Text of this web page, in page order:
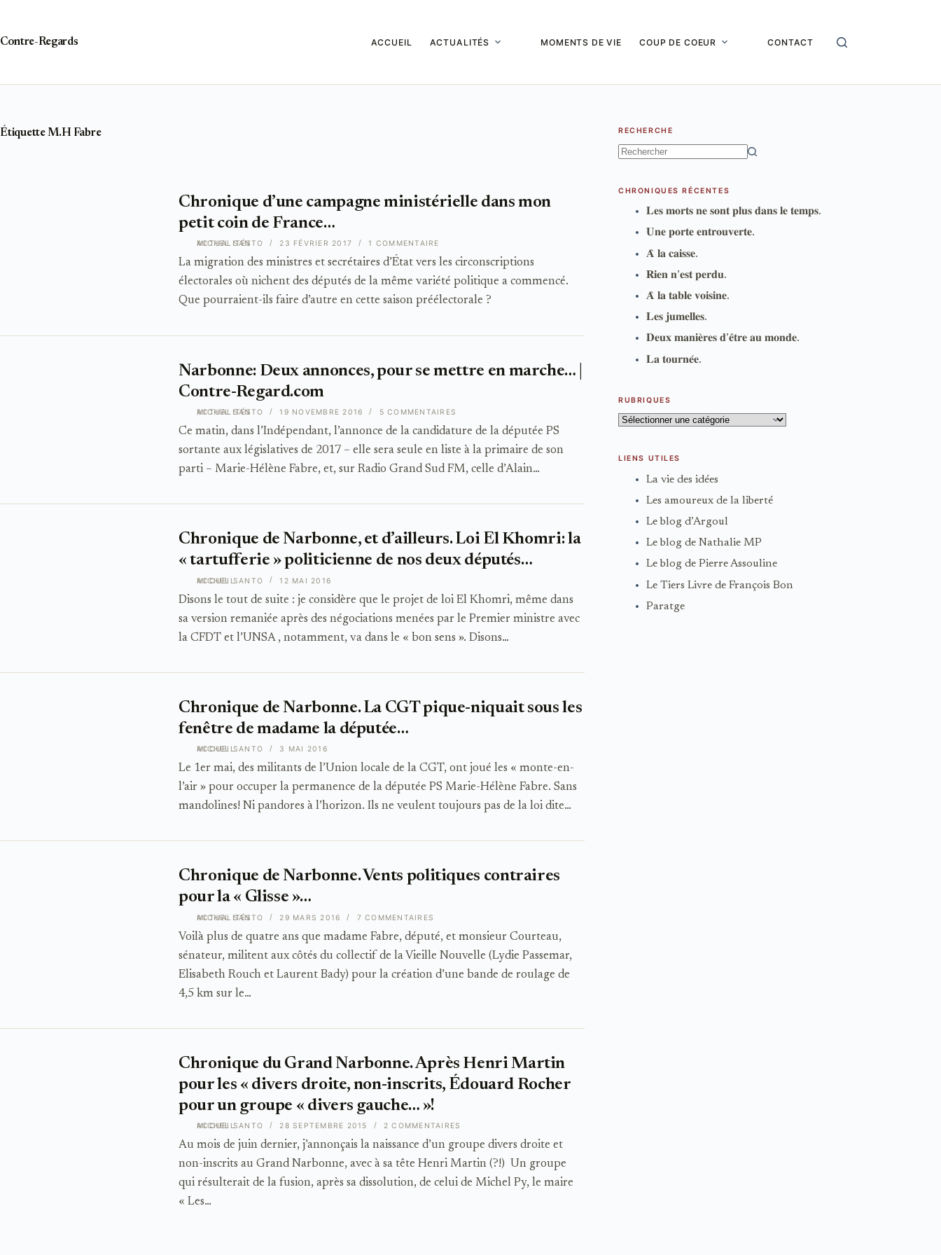
Contre-Regards
ACCUEIL ACTUALITÉS MOMENTS DE VIE COUP DE COEUR CONTACT
ÉtiquetteM.H Fabre
ACTUALITÉS
Chronique d’une campagne ministérielle dans mon
petit coin de France…
La migration des ministres et secrétaires d’État vers les circonscriptions
électorales où nichent des députés de la même variété politique a commencé.
Que pourraient-ils faire d’autre en cette saison préélectorale ?
MICHEL SANTO 23 FÉVRIER 2017 1 COMMENTAIRE
ACTUALITÉS
Narbonne: Deux annonces, pour se mettre en marche… |
Contre-Regard.com
Ce matin, dans l’Indépendant, l’annonce de la candidature de la députée PS
sortante aux législatives de 2017 – elle sera seule en liste à la primaire de son
parti – Marie-Hélène Fabre, et, sur Radio Grand Sud FM, celle d’Alain…
MICHEL SANTO 19 NOVEMBRE 2016 5 COMMENTAIRES
ACCUEIL
Chronique de Narbonne, et d’ailleurs. Loi El Khomri: la
« tartufferie » politicienne de nos deux députés…
Disons le tout de suite : je considère que le projet de loi El Khomri, même dans
sa version remaniée après des négociations menées par le Premier ministre avec
la CFDT et l’UNSA , notamment, va dans le « bon sens ». Disons…
MICHEL SANTO 12 MAI 2016
ACCUEIL
Chronique de Narbonne. La CGT pique-niquait sous les
fenêtre de madame la députée…
Le 1er mai, des militants de l’Union locale de la CGT, ont joué les « monte-en-
l’air » pour occuper la permanence de la députée PS Marie-Hélène Fabre. Sans
mandolines! Ni pandores à l’horizon. Ils ne veulent toujours pas de la loi dite…
MICHEL SANTO 3 MAI 2016
ACTUALITÉS
Chronique de Narbonne. Vents politiques contraires
pour la « Glisse »…
Voilà plus de quatre ans que madame Fabre, député, et monsieur Courteau,
sénateur, militent aux côtés du collectif de la Vieille Nouvelle (Lydie Passemar,
Elisabeth Rouch et Laurent Bady) pour la création d’une bande de roulage de
4,5 km sur le…
MICHEL SANTO 29 MARS 2016 7 COMMENTAIRES
ACCUEIL
Chronique du Grand Narbonne. Après Henri Martin
pour les « divers droite, non-inscrits, Édouard Rocher
pour un groupe « divers gauche… »!
Au mois de juin dernier, j’annonçais la naissance d’un groupe divers droite et
non-inscrits au Grand Narbonne, avec à sa tête Henri Martin (?!) Un groupe
qui résulterait de la fusion, après sa dissolution, de celui de Michel Py, le maire
« Les…
MICHEL SANTO 28 SEPTEMBRE 2015 2 COMMENTAIRES
RECHERCHE
CHRONIQUES RÉCENTES
𝐋𝐞𝐬 𝐦𝐨𝐫𝐭𝐬 𝐧𝐞 𝐬𝐨𝐧𝐭 𝐩𝐥𝐮𝐬 𝐝𝐚𝐧𝐬 𝐥𝐞 𝐭𝐞𝐦𝐩𝐬.
𝐔𝐧𝐞 𝐩𝐨𝐫𝐭𝐞 𝐞𝐧𝐭𝐫𝐨𝐮𝐯𝐞𝐫𝐭𝐞.
𝐀̀ 𝐥𝐚 𝐜𝐚𝐢𝐬𝐬𝐞.
𝐑𝐢𝐞𝐧 𝐧’𝐞𝐬𝐭 𝐩𝐞𝐫𝐝𝐮.
𝐀̀ 𝐥𝐚 𝐭𝐚𝐛𝐥𝐞 𝐯𝐨𝐢𝐬𝐢𝐧𝐞.
𝐋𝐞𝐬 𝐣𝐮𝐦𝐞𝐥𝐥𝐞𝐬.
𝐃𝐞𝐮𝐱 𝐦𝐚𝐧𝐢𝐞̀𝐫𝐞𝐬 𝐝’𝐞̂𝐭𝐫𝐞 𝐚𝐮 𝐦𝐨𝐧𝐝𝐞.
𝐋𝐚 𝐭𝐨𝐮𝐫𝐧𝐞́𝐞.
RUBRIQUES
Rubriques
LIENS UTILES
La vie des idées
Les amoureux de la liberté
Le blog d’Argoul
Le blog de Nathalie MP
Le blog de Pierre Assouline
Le Tiers Livre de François Bon
Paratge